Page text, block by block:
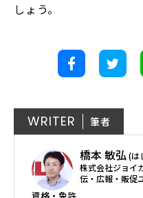
しょう。
WRITER 筆者
橋本 敏弘(は
株式会社ジョイ
伝・広報・販促